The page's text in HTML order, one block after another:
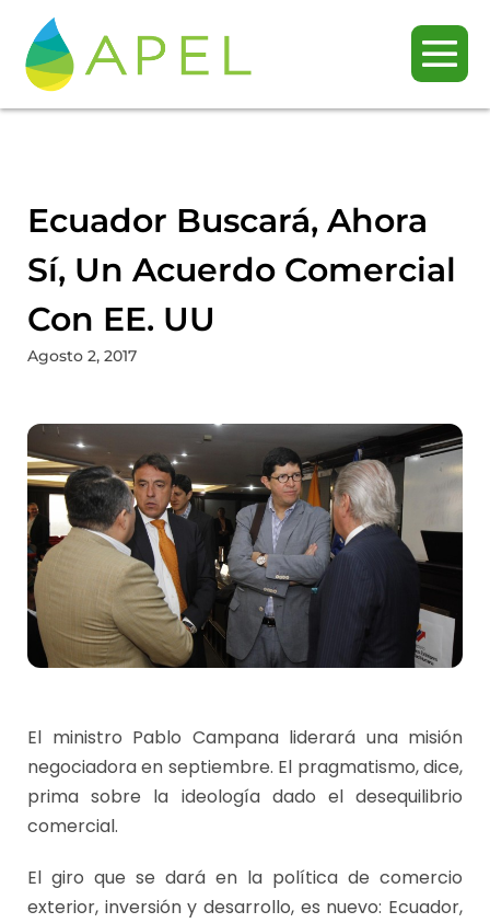
Ecuador Buscará, Ahora
Sí, Un Acuerdo Comercial
Con EE. UU
Agosto 2, 2017
El ministro Pablo Campana liderará una misión
negociadora en septiembre. El pragmatismo, dice,
prima sobre la ideología dado el desequilibrio
comercial.
El giro que se dará en la política de comercio
exterior, inversión y desarrollo, es nuevo: Ecuador,